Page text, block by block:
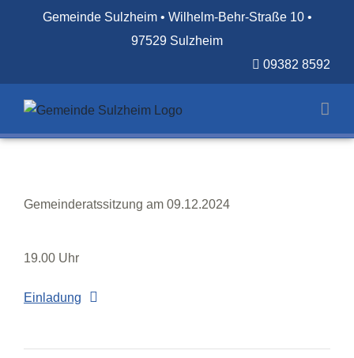
Gemeinde Sulzheim • Wilhelm-Behr-Straße 10 •
97529 Sulzheim
09382 8592
Gemeinderatssitzung am 09.12.2024
19.00 Uhr
Einladung